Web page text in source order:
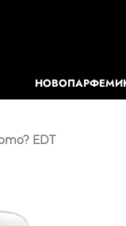
НОВОПАРФЕМИ
EDT